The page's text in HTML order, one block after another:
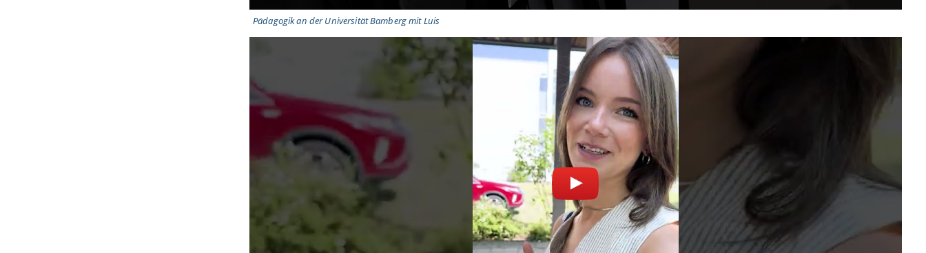
Pädagogik an der Universität Bamberg mit Luis